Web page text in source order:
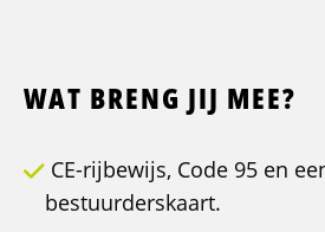
WAT BRENG JIJ MEE?
CE-rijbewijs, Code 95 en
bestuurderskaart.